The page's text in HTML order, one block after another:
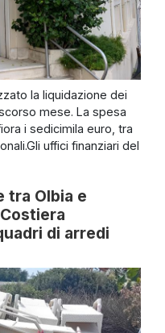
la liquidazione dei
mese. La spesa
i sedicimila euro, tra
uffici finanziari del
tra Olbia e
di arredi